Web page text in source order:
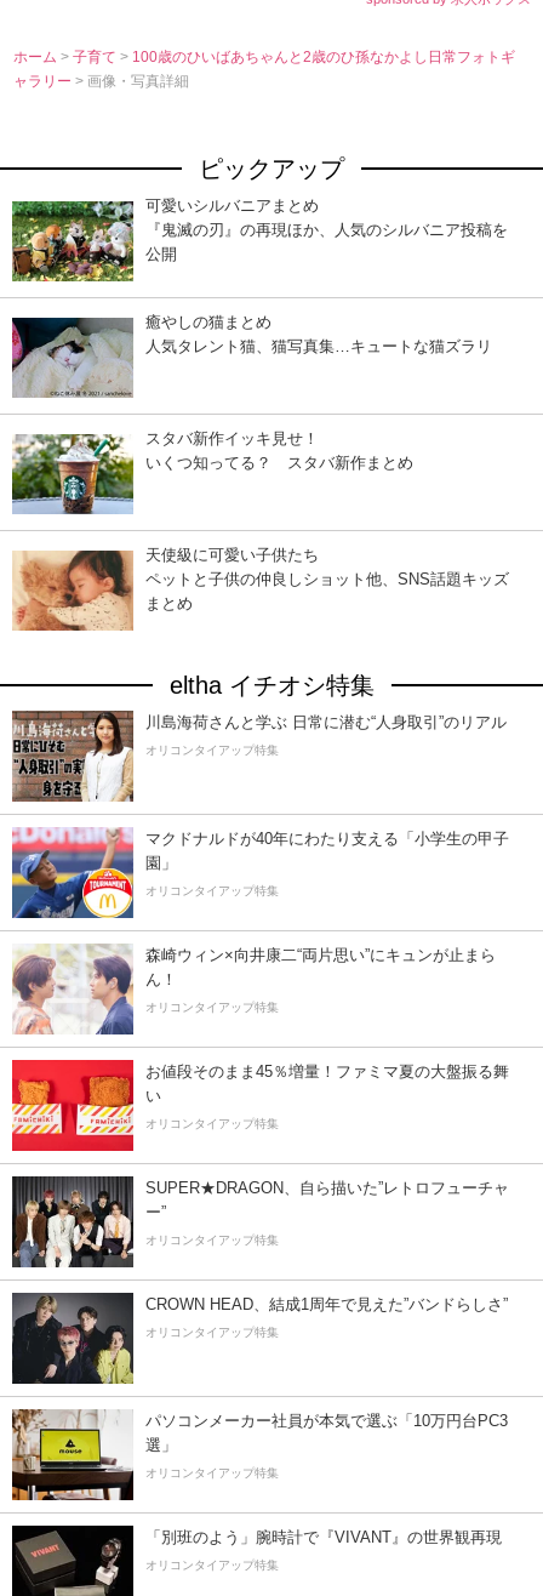
ホーム >子育て> 100歳のひいばあちゃんと2歳のひ孫なかよし日常フォトギ
ャラリー> 画像・写真詳細
ピックアップ
可愛いシルバニアまとめ
『鬼滅の刃』の再現ほか、人気のシルバニア投稿を
公開
癒やしの猫まとめ
人気タレント猫、猫写真集…キュートな猫ズラリ
スタバ新作イッキ見せ！
いくつ知ってる？ スタバ新作まとめ
天使級に可愛い子供たち
ペットと子供の仲良しショット他、SNS話題キッズ
まとめ
eltha イチオシ特集
川島海荷さんと学ぶ 日常に潜む“人身取引”のリアル
オリコンタイアップ特集
マクドナルドが40年にわたり支える「小学生の甲子
園」
オリコンタイアップ特集
森崎ウィン×向井康二“両片思い”にキュンが止まら
ん！
オリコンタイアップ特集
お値段そのまま45％増量！ファミマ夏の大盤振る舞
い
オリコンタイアップ特集
SUPER★DRAGON、自ら描いた”レトロフューチャ
ー”
オリコンタイアップ特集
CROWN HEAD、結成1周年で見えた”バンドらしさ”
オリコンタイアップ特集
パソコンメーカー社員が本気で選ぶ「10万円台PC3
選」
オリコンタイアップ特集
「別班のよう」腕時計で『VIVANT』の世界観再現
オリコンタイアップ特集